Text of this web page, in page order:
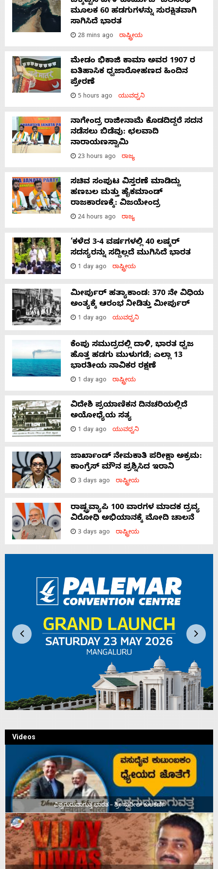
ಮೂಲಕ 60 ಹಡಗುಗಳನ್ನು ಸುರಕ್ಷಿತವಾಗಿ
ಸಾಗಿಸಿದೆ ಭಾರತ
28 mins ago ರಾಷ್ಟ್ರೀಯ
ಮೇಡಂ ಭಿಕಾಜಿ ಕಾಮಾ ಅವರ 1907 ರ
ಐತಿಹಾಸಿಕ ಧ್ವಜಾರೋಹಣದ ಹಿಂದಿನ
ಪ್ರೇರಣೆ
5 hours ago ಯುವಧ್ವನಿ
ನಾಗೇಂದ್ರ ರಾಜೀನಾಮೆ ಕೊಡದಿದ್ದರೆ ಸದನ
ನಡೆಸಲು ಬಿಡೆವು: ಛಲವಾದಿ
ನಾರಾಯಣಸ್ವಾಮಿ
23 hours ago ರಾಜ್ಯ
ಸಚಿವ ಸಂಪುಟ ವಿಸ್ತರಣೆ ಮಾಡಿದ್ದು
ಹಣಬಲ ಮತ್ತು ಹೈಕಮಾಂಡ್
ರಾಜಕಾರಣಕ್ಕೆ: ವಿಜಯೇಂದ್ರ
24 hours ago ರಾಜ್ಯ
‘ಕಳೆದ 3-4 ವರ್ಷಗಳಲ್ಲಿ 40 ಲಷ್ಕರ್
ಸದಸ್ಯರನ್ನು ಸದ್ದಿಲ್ಲದೆ ಮುಗಿಸಿದೆ ಭಾರತ
1 day ago ರಾಷ್ಟ್ರೀಯ
ಮೀರ್ಪುರ್ ಹತ್ಯಾಕಾಂಡ: 370 ನೇ ವಿಧಿಯ
ಅಂತ್ಯಕ್ಕೆ ಆರಂಭ ನೀಡಿತ್ತು ಮೀರ್ಪುರ್
1 day ago ಯುವಧ್ವನಿ
ಕೆಂಪು ಸಮುದ್ರದಲ್ಲಿ ದಾಳಿ, ಭಾರತ ಧ್ವಜ
ಹೊತ್ತ ಹಡಗು ಮುಳುಗಡೆ; ಎಲ್ಲಾ 13
ಭಾರತೀಯ ನಾವಿಕರ ರಕ್ಷಣೆ
1 day ago ರಾಷ್ಟ್ರೀಯ
ವಿದೇಶಿ ಪ್ರಯಾಣಿಕನ ದಿನಚರಿಯಲ್ಲಿದೆ
ಅಯೋಧ್ಯೆಯ ಸತ್ಯ
1 day ago ಯುವಧ್ವನಿ
ಜಾರ್ಖಾಂಡ್‌ ನೇಮಕಾತಿ ಪರೀಕ್ಷಾ ಅಕ್ರಮ:
ಕಾಂಗ್ರೆಸ್‌ ಮೌನ ಪ್ರಶ್ನಿಸಿದ ಇರಾನಿ
3 days ago ರಾಷ್ಟ್ರೀಯ
ರಾಷ್ಟ್ರವ್ಯಾಪಿ 100 ವಾರಗಳ ಮಾದಕ ದ್ರವ್ಯ
ವಿರೋಧಿ ಅಭಿಯಾನಕ್ಕೆ ಮೋದಿ ಚಾಲನೆ
3 days ago ರಾಷ್ಟ್ರೀಯ
Videos
ವಿಶ್ವಗುರುವಾಗುತ್ತ ಭಾರತ – ಶ್ರೀ ಸುನೀಲ್‌ ಕುಲಕರ್ಣಿ